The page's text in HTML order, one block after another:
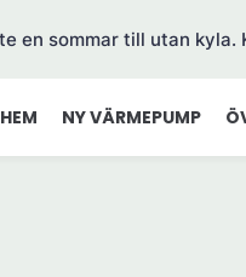
en sommar till utan kyla.
HEM NY VÄRMEPUMP